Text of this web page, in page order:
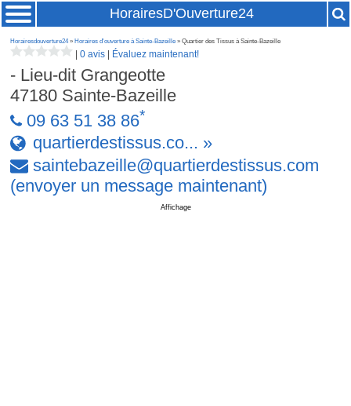
HorairesD'Ouverture24
Horairesdouverture24» Horaires d'ouverture à Sainte-Bazeille » Quartier des Tissus à Sainte-Bazeille
|0 avis Évaluez maintenant!
- Lieu-dit Grangeotte
47180 Sainte-Bazeille
09 63 51 38 86*
quartierdestissus.co... »
saintebazeille@quartierdestissus.com
(envoyer un message maintenant)
Affichage